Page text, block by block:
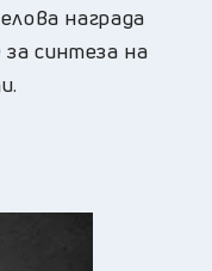
награда
за синтеза на